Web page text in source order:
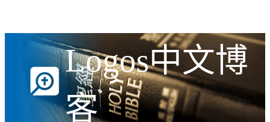
Logos中文博
客